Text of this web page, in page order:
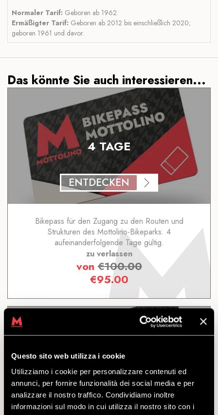
Questo sito web utilizza i cookie
Utilizziamo i cookie per personalizzare contenuti ed
annunci, per fornire funzionalità dei social media e per
analizzare il nostro traffico. Condividiamo inoltre
informazioni sul modo in cui utilizza il nostro sito con i
Normaler Tarif: Geboren ab 1962.
Ermäßigter Tarif: Geboren ab 2012 bis einschließlich 2020;
geboren 1961 und davor.
Das könnte Sie auch interessieren...
4 TAGE
ENTDECKEN
Bikepass für den Zugang zu den Routen und
Strukturen des Mottolino-Bikeparks. 4
aufeinanderfolgende Tage gültig.
zu verlassen
von€100.00
€95.00
TAGESKARTE
ENTDECKEN